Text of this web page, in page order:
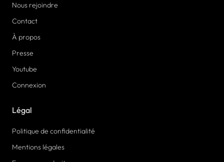
Nous rejoindre
Contact
À propos
Presse
Youtube
Connexion
Légal
Politique de confidentialité
Mentions légales